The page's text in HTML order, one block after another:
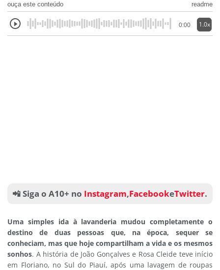
ouça este conteúdo readme
0:00 1.0x
📲 Siga o A10+ no Instagram,FacebookeTwitter.
Uma simples ida à lavanderia mudou completamente o
destino de duas pessoas que, na época, sequer se
conheciam, mas que hoje compartilham a vida e os mesmos
sonhos. A história de João Gonçalves e Rosa Cleide teve início
em Floriano, no Sul do Piauí, após uma lavagem de roupas